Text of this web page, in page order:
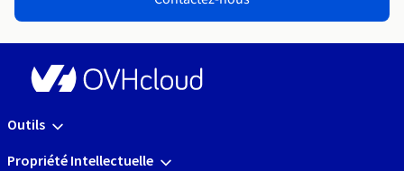
Outils
Propriété Intellectuelle